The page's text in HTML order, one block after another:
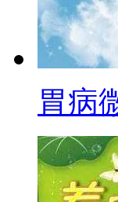
胃病